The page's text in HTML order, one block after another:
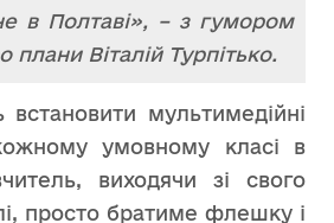
в Полтаві», – з гумором
плани Віталій Турпітько.
мультимедійні
умовному класі в
виходячи зі свого
просто братиме флешку і